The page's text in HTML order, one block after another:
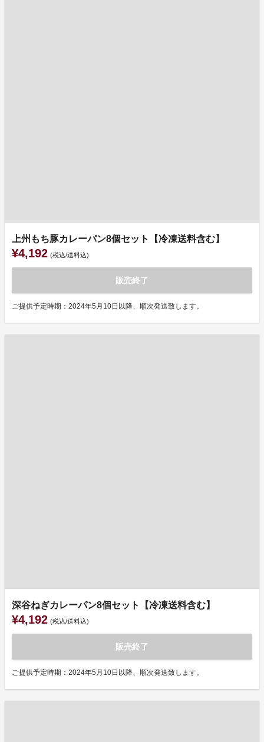
上州もち豚カレーパン8個セット【冷凍送料含む】
¥4,192 (税込/送料込)
販売終了
ご提供予定時期：2024年5月10日以降、順次発送致します。
深谷ねぎカレーパン8個セット【冷凍送料含む】
¥4,192 (税込/送料込)
販売終了
ご提供予定時期：2024年5月10日以降、順次発送致します。